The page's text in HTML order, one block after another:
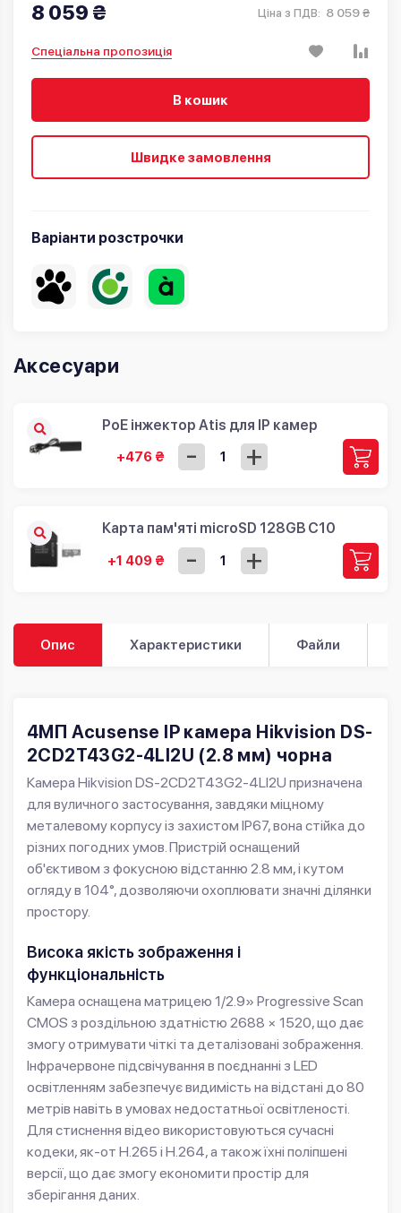
8 059 ₴ Ціна з ПДВ: 8 059 ₴
Спеціальна пропозиція
В кошик
Швидке замовлення
Варіанти розстрочки
Аксесуари
PoE інжектор Atis для IP камер
+476 ₴ - +
Карта пам'яті microSD 128GB C10
+1 409 ₴ - +
Опис Характеристики Файли
4МП Acusense IP камера Hikvision DS-
2CD2T43G2-4LI2U (2.8 мм) чорна
Камера Hikvision DS-2CD2T43G2-4LI2U призначена
для вуличного застосування, завдяки міцному
металевому корпусу із захистом IP67, вона стійка до
різних погодних умов. Пристрій оснащений
об'єктивом з фокусною відстанню 2.8 мм, і кутом
огляду в 104°, дозволяючи охоплювати значні ділянки
простору.
Висока якість зображення і
функціональність
Камера оснащена матрицею 1/2.9» Progressive Scan
CMOS з роздільною здатністю 2688 × 1520, що дає
змогу отримувати чіткі та деталізовані зображення.
Інфрачервоне підсвічування в поєднанні з LED
освітленням забезпечує видимість на відстані до 80
метрів навіть в умовах недостатньої освітленості.
Для стиснення відео використовуються сучасні
кодеки, як-от H.265 і H.264, а також їхні поліпшені
версії, що дає змогу економити простір для
зберігання даних.